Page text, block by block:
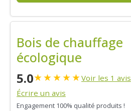
Bois de chauffage
écologique
5.0★★★★★Voir les 1 avis
Écrire un avis
Engagement 100% qualité produits !